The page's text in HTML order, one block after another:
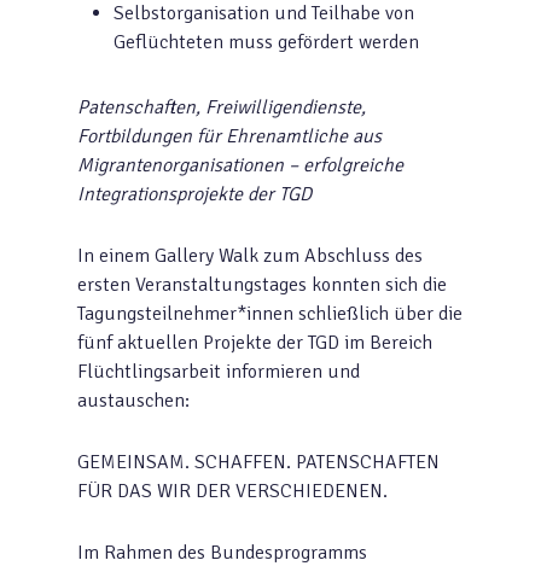
Selbstorganisation und Teilhabe von
Geflüchteten muss gefördert werden
Patenschaften, Freiwilligendienste,
Fortbildungen für Ehrenamtliche aus
Migrantenorganisationen – erfolgreiche
Integrationsprojekte der TGD
In einem Gallery Walk zum Abschluss des
ersten Veranstaltungstages konnten sich die
Tagungsteilnehmer*innen schließlich über die
fünf aktuellen Projekte der TGD im Bereich
Flüchtlingsarbeit informieren und
austauschen:
GEMEINSAM. SCHAFFEN. PATENSCHAFTEN
FÜR DAS WIR DER VERSCHIEDENEN.
Im Rahmen des Bundesprogramms